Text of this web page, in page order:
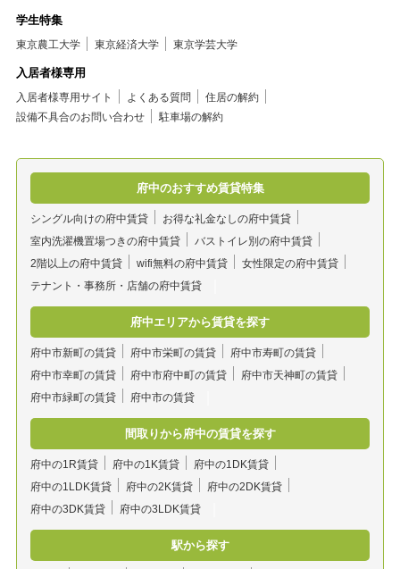
学生特集
東京農工大学 東京経済大学 東京学芸大学
入居者様専用
入居者様専用サイト よくある質問
住居の解約
設備不具合のお問い合わせ
駐車場の解約
府中のおすすめ賃貸特集
シングル向けの府中賃貸
お得な礼金なしの府中賃貸
室内洗濯機置場つきの府中賃貸
バストイレ別の府中賃貸
2階以上の府中賃貸
wifi無料の府中賃貸
女性限定の府中賃貸
テナント・事務所・店舗の府中賃貸
府中エリアから賃貸を探す
府中市新町の賃貸 府中市栄町の賃貸
府中市寿町の賃貸
府中市幸町の賃貸
府中市府中町の賃貸
府中市天神町の賃貸
府中市緑町の賃貸
府中市の賃貸
間取りから府中の賃貸を探す
府中の1R賃貸 府中の1K賃貸
府中の1DK賃貸
府中の1LDK賃貸
府中の2K賃貸
府中の2DK賃貸
府中の3DK賃貸
府中の3LDK賃貸
駅から探す